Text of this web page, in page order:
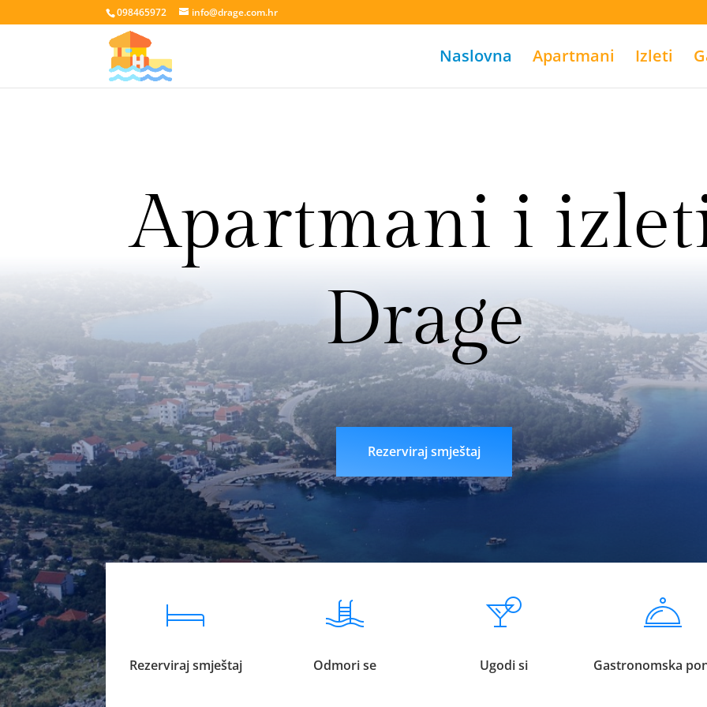
098465972 info@drage.com.hr
Naslovna Apartmani Izleti
Apartmani i
Drage
livesport88 login liveklik77 login indobet login link indobet
Rezerviraj smještaj
Rezerviraj smještaj Odmori se Ugodi si Gastronomska